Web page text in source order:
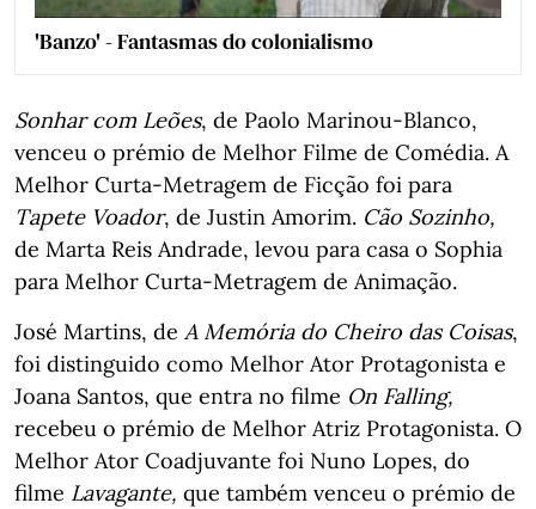
'Banzo' - Fantasmas do colonialismo
Sonhar com Leões, de Paolo Marinou-Blanco,
venceu o prémio de Melhor Filme de Comédia. A
Melhor Curta-Metragem de Ficção foi para
Tapete Voador, de Justin Amorim. Cão Sozinho,
de Marta Reis Andrade, levou para casa o Sophia
para Melhor Curta-Metragem de Animação.
José Martins, de A Memória do Cheiro das Coisas,
foi distinguido como Melhor Ator Protagonista e
Joana Santos, que entra no filme On Falling,
recebeu o prémio de Melhor Atriz Protagonista. O
Melhor Ator Coadjuvante foi Nuno Lopes, do
filme Lavagante, que também venceu o prémio de